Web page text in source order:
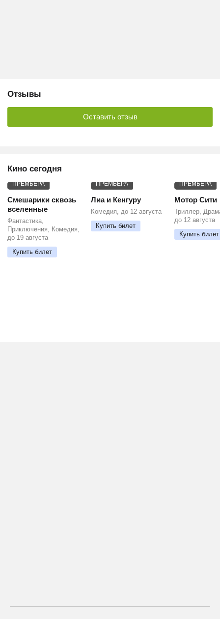
Отзывы
Оставить отзыв
Кино сегодня
ПРЕМЬЕРА
Смешарики сквозь
вселенные
Фантастика,
Приключения, Комедия,
до 19 августа
Купить билет
ПРЕМЬЕРА
Лиа и Кенгуру
Комедия, до 12 августа
Купить билет
ПРЕМЬЕРА
Мотор Сити
Триллер,
до 12 августа
Купить билет